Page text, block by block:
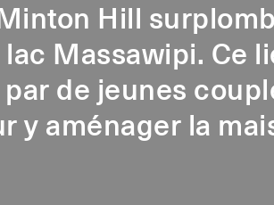
Hill
Massawipi. Ce
de jeunes
y aménager la